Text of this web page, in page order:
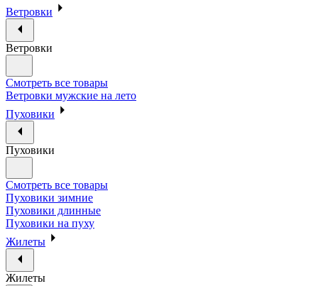
Ветровки
Ветровки
Смотреть все товары
Ветровки мужские на лето
Пуховики
Пуховики
Смотреть все товары
Пуховики зимние
Пуховики длинные
Пуховики на пуху
Жилеты
Жилеты